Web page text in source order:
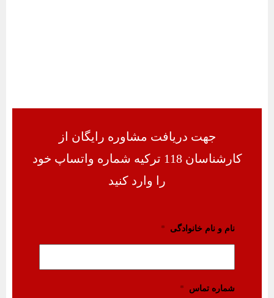
جهت دریافت مشاوره رایگان از
کارشناسان 118 ترکیه شماره واتساپ خود
را وارد کنید
نام و نام خانوادگی *
شماره تماس *